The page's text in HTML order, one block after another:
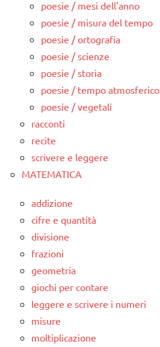
poesie / mesi dell'anno
poesie / misura del tempo
poesie / ortografia
poesie / scienze
poesie / storia
poesie / tempo atmosferico
poesie / vegetali
racconti
recite
scrivere e leggere
MATEMATICA
addizione
cifre e quantità
divisione
frazioni
geometria
giochi per contare
leggere e scrivere i numeri
misure
moltiplicazione